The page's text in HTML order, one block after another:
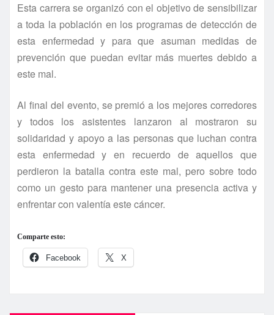
Esta carrera se organizó con el objetivo de sensibilizar
a toda la población en los programas de detección de
esta enfermedad y para que asuman medidas de
prevención que puedan evitar más muertes debido a
este mal.
Al final del evento, se premió a los mejores corredores
y todos los asistentes lanzaron al mostraron su
solidaridad y apoyo a las personas que luchan contra
esta enfermedad y en recuerdo de aquellos que
perdieron la batalla contra este mal, pero sobre todo
como un gesto para mantener una presencia activa y
enfrentar con valentí­a este cáncer.
Comparte esto:
Facebook X